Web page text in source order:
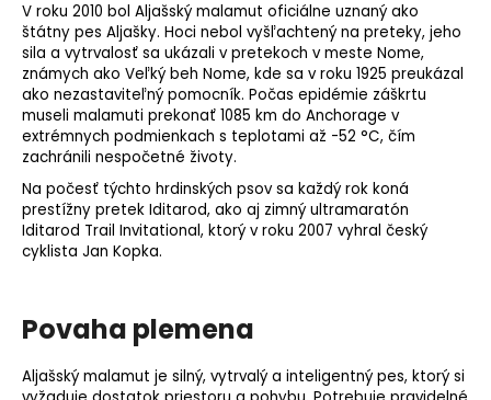
V roku 2010 bol Aljašský malamut oficiálne uznaný ako
štátny pes Aljašky. Hoci nebol vyšľachtený na preteky, jeho
sila a vytrvalosť sa ukázali v pretekoch v meste Nome,
známych ako Veľký beh Nome, kde sa v roku 1925 preukázal
ako nezastaviteľný pomocník. Počas epidémie záškrtu
museli malamuti prekonať 1085 km do Anchorage v
extrémnych podmienkach s teplotami až -52 °C, čím
zachránili nespočetné životy.
Na počesť týchto hrdinských psov sa každý rok koná
prestížny pretek Iditarod, ako aj zimný ultramaratón
Iditarod Trail Invitational, ktorý v roku 2007 vyhral český
cyklista Jan Kopka.
Povaha plemena
Aljašský malamut je silný, vytrvalý a inteligentný pes, ktorý si